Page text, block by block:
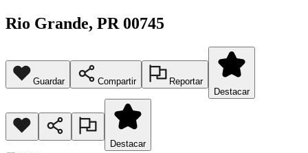
Rio Grande, PR 00745
Guardar Compartir
Reportar
Destacar
Destacar